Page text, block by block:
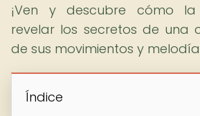
¡Ven y descubre cómo
revelar los secretos de una
de sus movimientos y
Índice